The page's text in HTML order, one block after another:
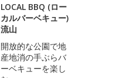
LOCAL BBQ (ロー
カルバーベキュー)
流山
開放的な公園で地
産地消の手ぶらバ
ーベキューを楽し